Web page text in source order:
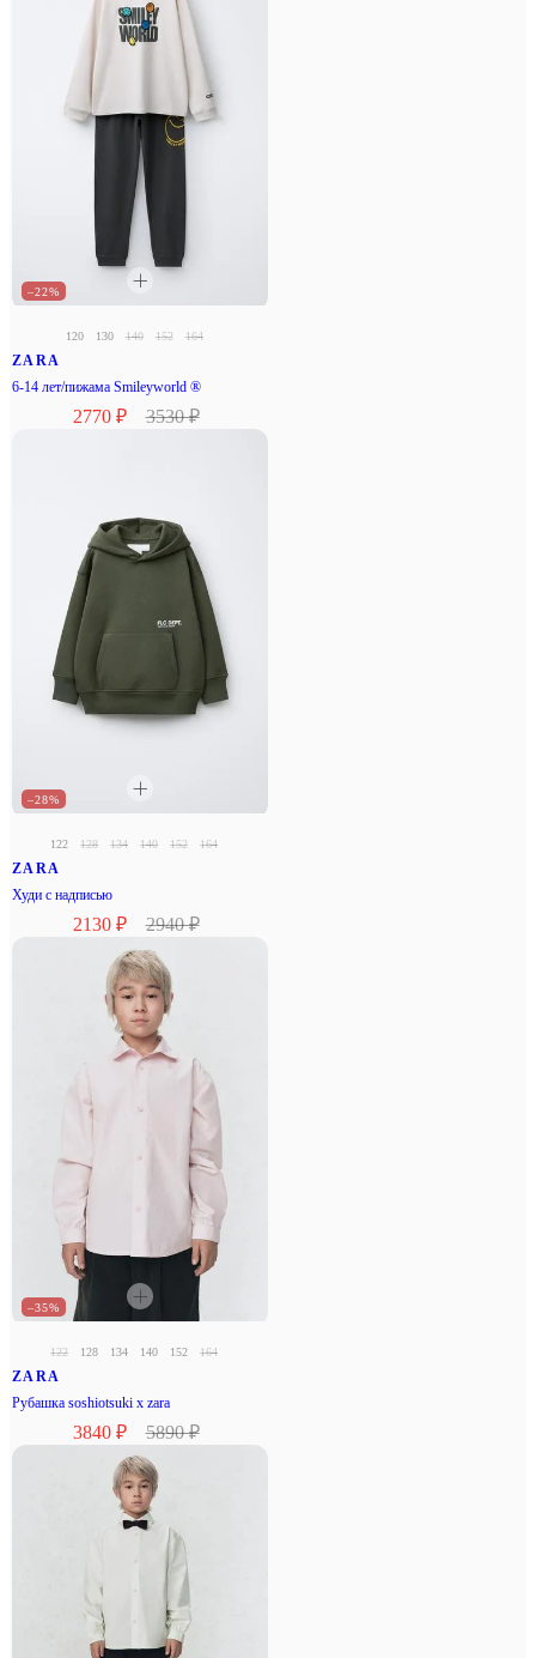
–22%
120 130 140 152 164
ZARA
6-14 лет/пижама Smileyworld ®
2770 ₽ 3530 ₽
–28%
122 128 134 140 152 164
ZARA
Худи с надписью
2130 ₽ 2940 ₽
–35%
122 128 134 140 152 164
ZARA
Рубашка soshiotsuki x zara
3840 ₽ 5890 ₽